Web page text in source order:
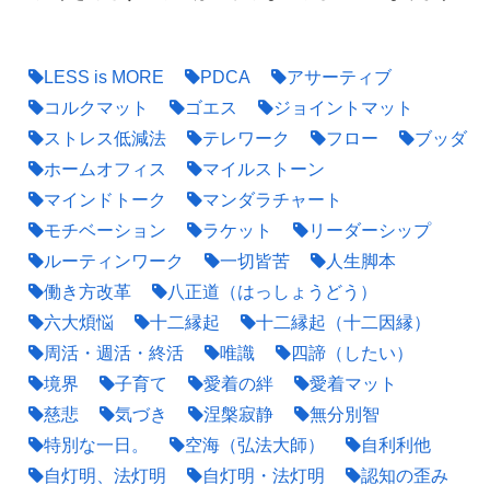
LESS is MORE PDCA
アサーティブ
コルクマット
ゴエス
ジョイントマット
ストレス低減法
テレワーク フロー
ブッダ
ホームオフィス
マイルストーン
マインドトーク
マンダラチャート
モチベーション
ラケット
リーダーシップ
ルーティンワーク
一切皆苦
人生脚本
働き方改革
八正道（はっしょうどう）
六大煩悩
十二縁起
十二縁起（十二因縁）
周活・週活・終活
唯識
四諦（したい）
境界
子育て 愛着の絆
愛着マット
慈悲
気づき 涅槃寂静
無分別智
特別な一日。
空海（弘法大師）
自利利他
自灯明、法灯明
自灯明・法灯明
認知の歪み